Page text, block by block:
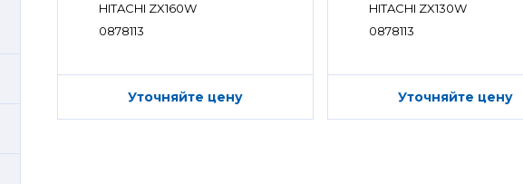
HITACHI ZX160W
0878113
Уточняйте цену
HITACHI ZX130W
0878113
Уточняйте цену